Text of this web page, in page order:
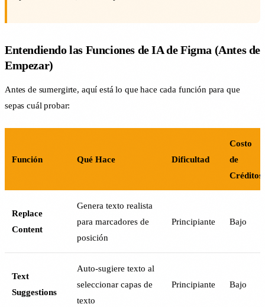
Entendiendo las Funciones de IA de Figma (Antes de
Empezar)
Antes de sumergirte, aquí está lo que hace cada función para que
sepas cuál probar:
Función Qué Hace Dificultad
Costo
de
Créditos
Replace
Content
Genera texto realista
para marcadores de
posición
Principiante Bajo
Text
Suggestions
Auto-sugiere texto al
seleccionar capas de
texto
Principiante Bajo